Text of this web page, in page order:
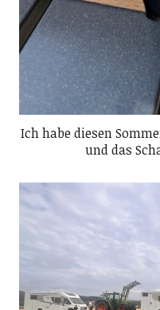
Ich habe diesen
und das